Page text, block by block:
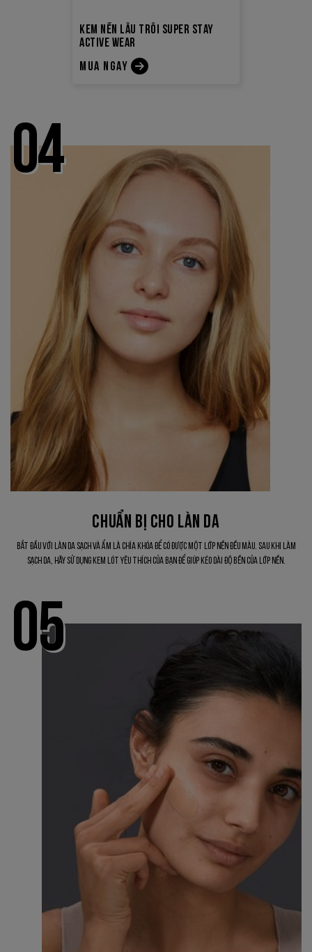
KEM NỀN LÂU TRÔI SUPER STAY
ACTIVE WEAR
MUA NGAY
CHUẨN BỊ CHO LÀN DA
Bắt đầu với làn da sạch và ẩm là chìa khóa để có được một lớp nền đều màu. Sau khi làm
sạch da, hãy sử dụng kem lót yêu thích của bạn để giúp kéo dài độ bền của lớp nền.